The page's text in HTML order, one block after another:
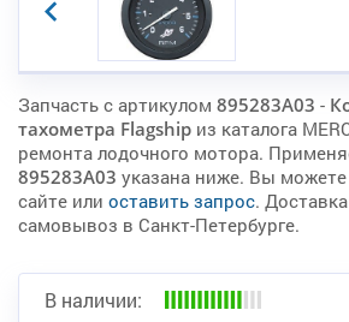
Запчасть с артикулом 895283A03 -
тахометра Flagship из каталога
ремонта лодочного мотора.
895283A03 указана ниже. Вы можете
сайте или оставить запрос.
самовывоз в Санкт-Петербурге.
В наличии: